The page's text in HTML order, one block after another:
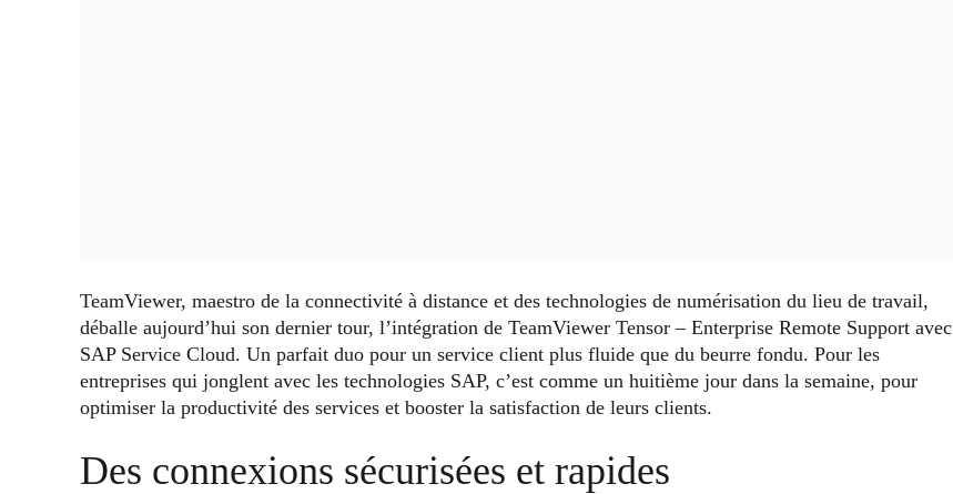
TeamViewer, maestro de la connectivité à distance et des technologies de numérisation du lieu de travail,
déballe aujourd’hui son dernier tour, l’intégration de TeamViewer Tensor – Enterprise Remote Support avec
SAP Service Cloud. Un parfait duo pour un service client plus fluide que du beurre fondu. Pour les
entreprises qui jonglent avec les technologies SAP, c’est comme un huitième jour dans la semaine, pour
optimiser la productivité des services et booster la satisfaction de leurs clients.
Des connexions sécurisées et rapides